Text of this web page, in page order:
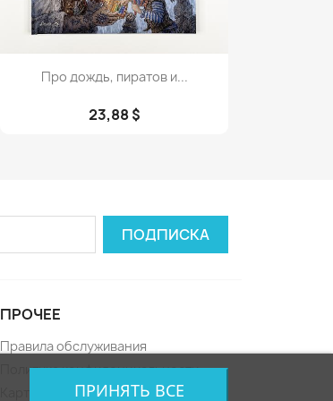
Просмотр
Про дождь, пиратов и...
23,88 $
ПРОЧЕЕ
Правила обслуживания
Политика конфиденциальности
ПРИНЯТЬ ВСЕ